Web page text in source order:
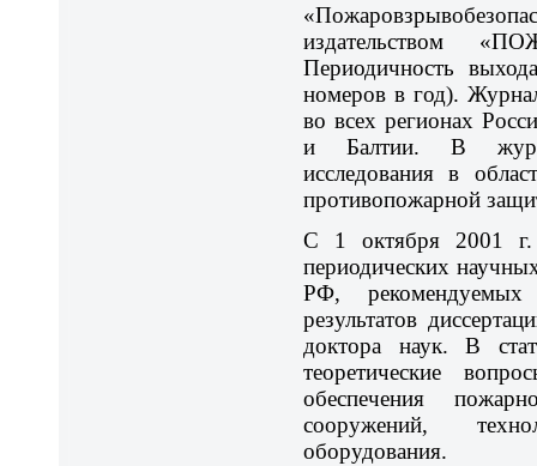
издательством
Периодичность
номеров в год).
во всех регионах
и Балтии. В
исследования в
противопожарной
С 1 октября 2001 г.
периодических
РФ,
результатов
доктора наук. В
теоретические
обеспечения
сооружений,
оборудования.